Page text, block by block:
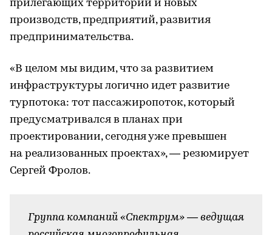
прилегающих территорий и новых
производств, предприятий, развития
предпринимательства.
«В целом мы видим, что за развитием
инфраструктуры логично идет развитие
турпотока: тот пассажиропоток, который
предусматривался в планах при
проектировании, сегодня уже превышен
на реализованных проектах», — резюмирует
Сергей Фролов.
Группа компаний «Спектрум» — ведущая